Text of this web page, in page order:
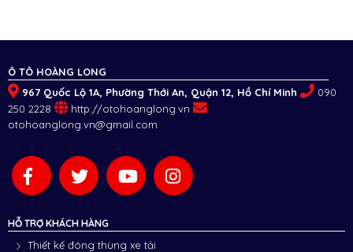
Ô TÔ HOÀNG LONG
967 Quốc Lộ 1A, Phường Thới An, Quận 12, Hồ Chí Minh
090
250 2228
http://otohoanglong.vn
otohoanglong.vn@gmail.com
HỖ TRỢ KHÁCH HÀNG
Thiết kế đóng thùng xe tải